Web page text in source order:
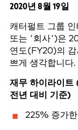
2020년 8월 19일
캐터펄트 그룹
또는 '회사')은
연도(FY20)의 감
쁘게 생각합니다.
재무 하이라이트
전년 대비 기준)
225% 증가